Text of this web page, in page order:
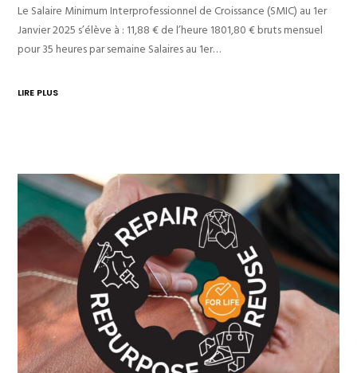
Le Salaire Minimum Interprofessionnel de Croissance (SMIC) au 1er
Janvier 2025 s’élève à : 11,88 € de l’heure 1801,80 € bruts mensuel
pour 35 heures par semaine Salaires au 1er…
LIRE PLUS